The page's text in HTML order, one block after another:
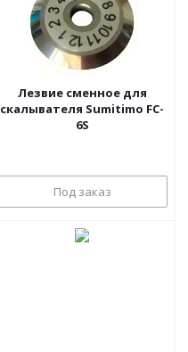
Лезвие сменное для
скалывателя Sumitimo FC-
6S
Под заказ